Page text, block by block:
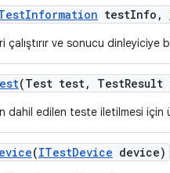
Information testInfo ,
çalıştırır ve sonucu dinleyiciye
(Test test, Test
dahil edilen teste iletilmesi için
(ITestDevice device)